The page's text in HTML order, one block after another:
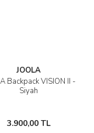
JOOLA
Backpack VISION II -
Siyah
3.900,00 TL